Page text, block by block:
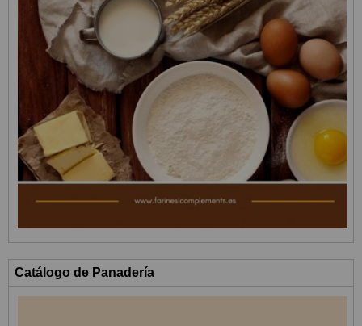
Catálogo de Panadería